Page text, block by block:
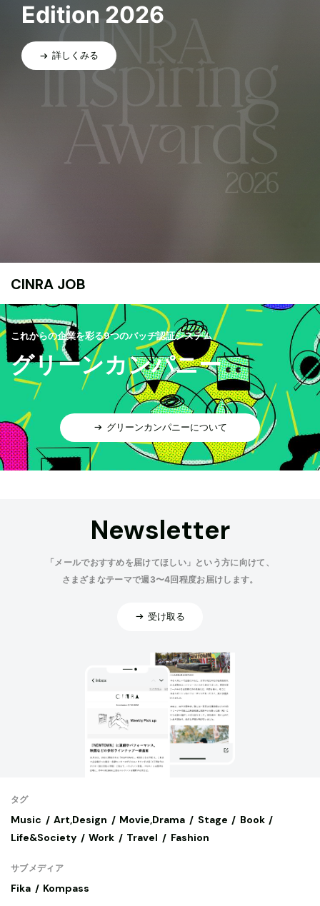
Edition 2026
詳しくみる
CINRA JOB
これからの企業を彩る9つのバッヂ認証システム
グリーンカンパニー
グリーンカンパニーについて
Newsletter
「メールでおすすめを届けてほしい」という方に向けて、
さまざまなテーマで週3〜4回程度お届けします。
受け取る
タグ
Music Art,Design Movie,Drama Stage
Book
Life&Society
Work Travel Fashion
サブメディア
Fika Kompass